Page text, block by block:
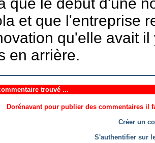
et que l'entreprise
qu'elle avait il
en arrière.
trouvé ...
Dorénavant pour publier des commentaires il
Créer un
S'authentifier sur